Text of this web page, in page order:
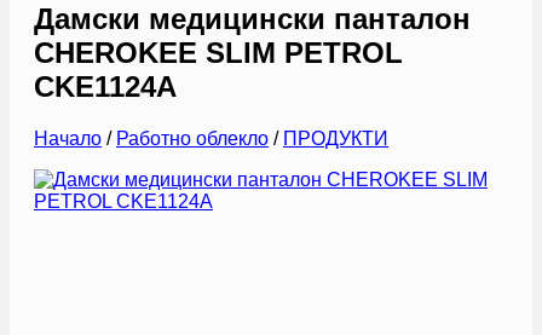
Дамски медицински панталон
CHEROKEE SLIM PETROL
CKE1124A
Начало / Работно облекло / ПРОДУКТИ